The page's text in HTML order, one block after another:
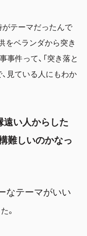
がテーマだったんで
をベランダから突き
件って、「突き落と
見ている人にもわか
遠い人からした
難しいのかなっ
なテーマがいい
。